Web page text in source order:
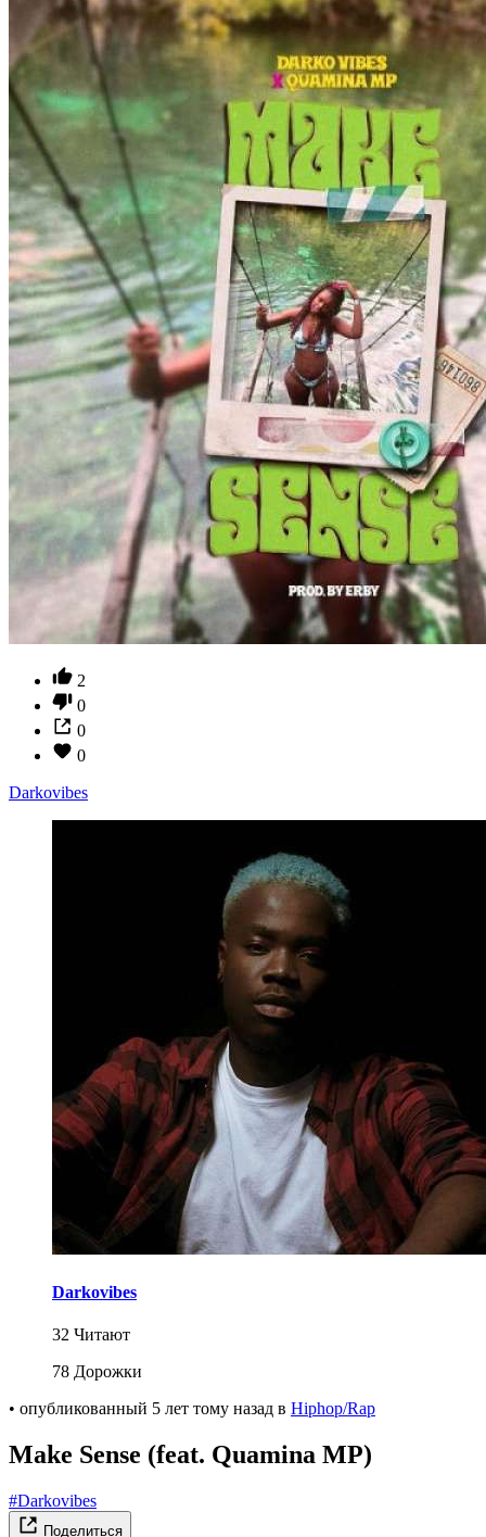
2
0
0
0
Darkovibes
Darkovibes
32 Читают
78 Дорожки
• опубликованный 5 лет тому назад в Hiphop/Rap
Make Sense (feat. Quamina MP)
#Darkovibes
Поделиться